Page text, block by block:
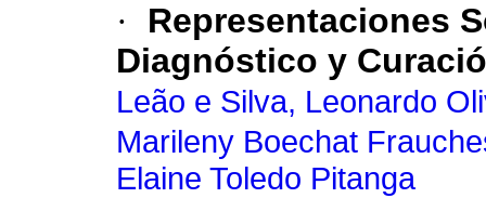
·
Representaciones
Diagnóstico y
Leão e Silva, Leonardo
Marileny Boechat
Elaine Toledo Pitanga